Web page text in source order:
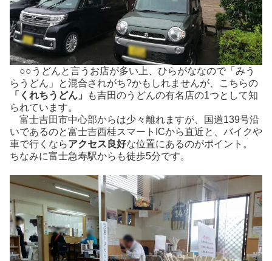
○○うどんと言うお店が多い上、ひらがななので「みう
らうどん」と混合されがち?かもしれませんが、こちらの
「くれちうどん」
も吉田のうどんの有名店の1つとして知
られています。
富士吉田市中心部からは少々離れますが、国道139号沿
いであるのと富士吉西桂スマートICから直近と、バイクや
車で行くならアクセス良好な位置にあるのがポイント。
ちなみに富士急寿駅からも徒歩5分です。